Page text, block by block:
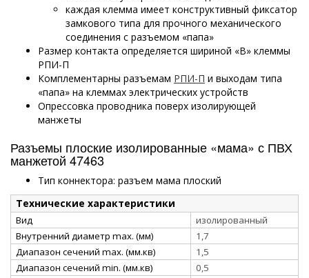
каждая клемма имеет конструктивный фиксатор
замкового типа для прочного механического
соединения с разъемом «папа»
Размер контакта определяется шириной «В» клеммы
РПИ-П
Комплементарны разъемам РПИ-П и выходам типа
«папа» на клеммах электрических устройств
Опрессовка проводника поверх изолирующей
манжеты
Разъемы плоские изолированные «мама» с ПВХ
манжетой 47463
Тип коннектора: разъем мама плоский
Технические характеристики
Вид
изолированный
Внутренний диаметр max. (мм)
1,7
Диапазон сечений max. (мм.кв)
1,5
Диапазон сечений min. (мм.кв)
0,5